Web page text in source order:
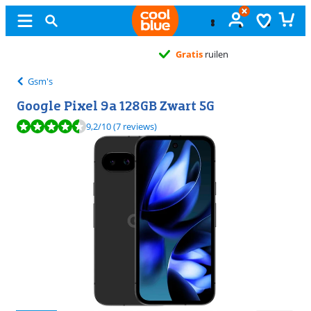
Gratis ruilen
Gsm's
Google Pixel 9a 128GB Zwart 5G
Beoordeling is 9,2 van de 10, gebaseerd op 7 reviews.
9,2/10(7 reviews)